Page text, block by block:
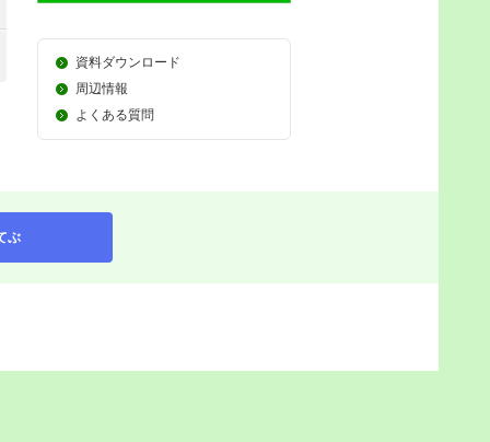
資料ダウンロード
周辺情報
よくある質問
ぶ